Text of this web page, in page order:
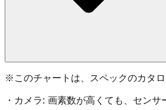
※ このチャートは、スペックのカタ
・ カメラ: 画素数が高くても、センサ